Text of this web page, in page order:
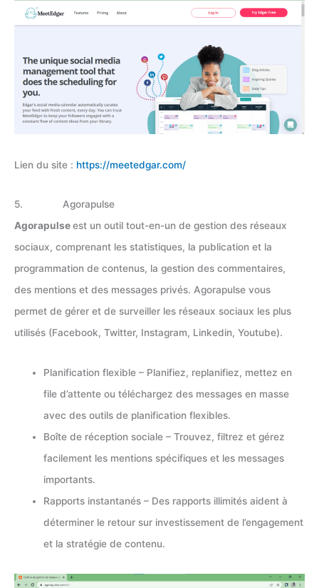
Lien du site : https://meetedgar.com/
5. Agorapulse
Agorapulseest un outil tout-en-un de gestion des réseaux
sociaux, comprenant les statistiques, la publication et la
programmation de contenus, la gestion des commentaires,
des mentions et des messages privés. Agorapulse vous
permet de gérer et de surveiller les réseaux sociaux les plus
utilisés (Facebook, Twitter, Instagram, Linkedin, Youtube).
Planification flexible – Planifiez, replanifiez, mettez en
file d’attente ou téléchargez des messages en masse
avec des outils de planification flexibles.
Boîte de réception sociale – Trouvez, filtrez et gérez
facilement les mentions spécifiques et les messages
importants.
Rapports instantanés – Des rapports illimités aident à
déterminer le retour sur investissement de l’engagement
et la stratégie de contenu.